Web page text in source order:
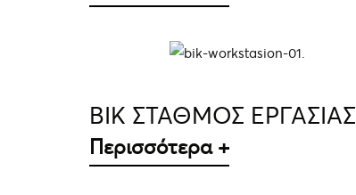
ΛΕΠΤΟΜΈΡΕΙΕΣ
BIK ΣΤΑΘΜΟΣ ΕΡΓΑΣΙΑΣ
Περισσότερα +